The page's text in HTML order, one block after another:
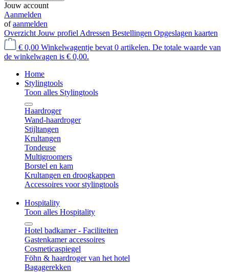
Jouw account
Aanmelden
ofaanmelden
Overzicht Jouw profiel Adressen Bestellingen Opgeslagen kaarten
€ 0,00 Winkelwagentje bevat 0 artikelen. De totale waarde van
de winkelwagen is € 0,00.
Home
Stylingtools
Toon alles Stylingtools
Haardroger
Wand-haardroger
Stijltangen
Krultangen
Tondeuse
Multigroomers
Borstel en kam
Krultangen en droogkappen
Accessoires voor stylingtools
Hospitality
Toon alles Hospitality
Hotel badkamer - Faciliteiten
Gastenkamer accessoires
Cosmeticaspiegel
Föhn & haardroger van het hotel
Bagagerekken